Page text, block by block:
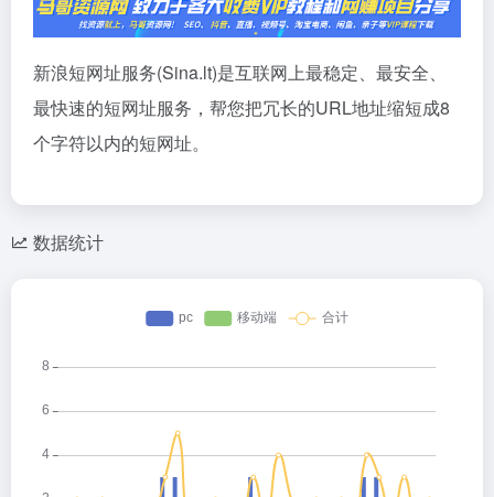
新浪短网址服务(Sina.lt)是互联网上最稳定、最安全、
最快速的短网址服务，帮您把冗长的URL地址缩短成8
个字符以内的短网址。
数据统计